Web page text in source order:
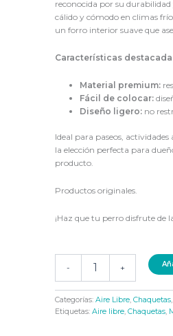
reconocida por su
cálido y cómodo en climas
un forro interior suave que
Características
Material premium:
Fácil de colocar:
Diseño ligero: no
Ideal para paseos,
la elección perfecta para
producto.
Productos originales.
¡Haz que tu perro disfrute de
- +
Categorías:Aire Libre,Chaquetas,
Etiquetas:Aire libre,Chaquetas,